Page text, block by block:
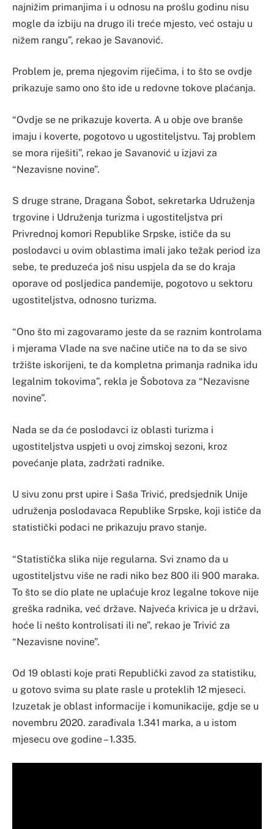
najnižim primanjima i u odnosu na prošlu godinu nisu
mogle da izbiju na drugo ili treće mjesto, već ostaju u
nižem rangu”, rekao je Savanović.
Problem je, prema njegovim riječima, i to što se ovdje
prikazuje samo ono što ide u redovne tokove plaćanja.
“Ovdje se ne prikazuje koverta. A u obje ove branše
imaju i koverte, pogotovo u ugostiteljstvu. Taj problem
se mora riješiti”, rekao je Savanović u izjavi za
“Nezavisne novine”.
S druge strane, Dragana Šobot, sekretarka Udruženja
trgovine i Udruženja turizma i ugostiteljstva pri
Privrednoj komori Republike Srpske, ističe da su
poslodavci u ovim oblastima imali jako težak period iza
sebe, te preduzeća još nisu uspjela da se do kraja
oporave od posljedica pandemije, pogotovo u sektoru
ugostiteljstva, odnosno turizma.
“Ono što mi zagovaramo jeste da se raznim kontrolama
i mjerama Vlade na sve načine utiče na to da se sivo
tržište iskorijeni, te da kompletna primanja radnika idu
legalnim tokovima”, rekla je Šobotova za “Nezavisne
novine”.
Nada se da će poslodavci iz oblasti turizma i
ugostiteljstva uspjeti u ovoj zimskoj sezoni, kroz
povećanje plata, zadržati radnike.
U sivu zonu prst upire i Saša Trivić, predsjednik Unije
udruženja poslodavaca Republike Srpske, koji ističe da
statistički podaci ne prikazuju pravo stanje.
“Statistička slika nije regularna. Svi znamo da u
ugostiteljstvu više ne radi niko bez 800 ili 900 maraka.
To što se dio plate ne uplaćuje kroz legalne tokove nije
greška radnika, već države. Najveća krivica je u državi,
hoće li nešto kontrolisati ili ne”, rekao je Trivić za
“Nezavisne novine”.
Od 19 oblasti koje prati Republički zavod za statistiku,
u gotovo svima su plate rasle u proteklih 12 mjeseci.
Izuzetak je oblast informacije i komunikacije, gdje se u
novembru 2020. zarađivala 1.341 marka, a u istom
mjesecu ove godine – 1.335.